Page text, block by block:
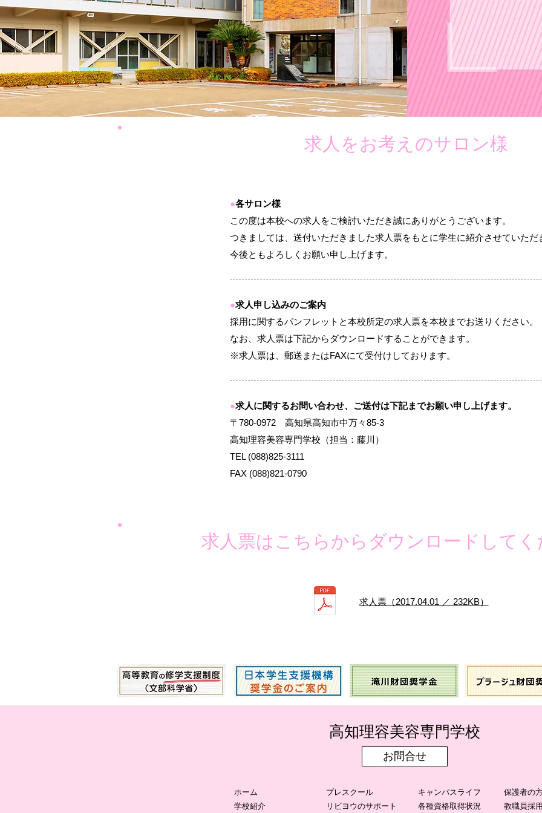
求人をお考えのサロン様
●各サロン様
この度は本校への求人をご検討いただき誠にありがとうございます。
つきましては、送付いただきました求人票をもとに学生に紹介させていただ
今後ともよろしくお願い申し上げます。
●求人申し込みのご案内
採用に関するパンフレットと本校所定の求人票を本校までお送りください。
なお、求人票は下記からダウンロードすることができます。
※求人票は、郵送またはFAXにて受付けしております。
●求人に関するお問い合わせ、ご送付は下記までお願い申し上げます。
〒780-0972 高知県高知市中万々85-3
高知理容美容専門学校（担当：藤川）
TEL (088)825-3111
FAX (088)821-0790
求人票はこちらからダウンロードしてく
求人票（2017.04.01 ／ 232KB）
​高知理容美容専門学校
お問合せ
ホーム
学校紹介
プレスクール
リビヨウのサポート
キャンパスライフ
各種資格取得状況
保護者の
教職員採